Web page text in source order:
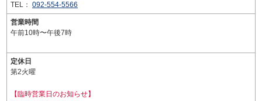
TEL： 092-554-5566
営業時間
午前10時〜午後7時
定休日
第2火曜
【臨時営業日のお知らせ】